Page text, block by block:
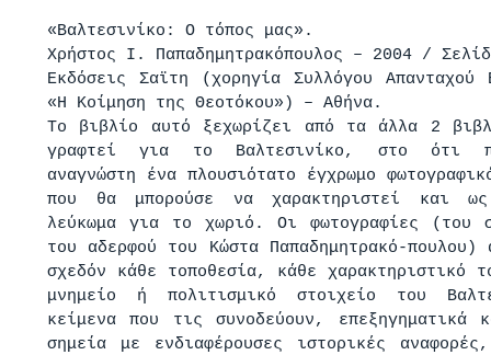
«Βαλτεσινίκο: Ο τόπος μας».
Χρήστος Ι. Παπαδημητρακόπουλος – 2004 /
Εκδόσεις Σαϊτη (χορηγία Συλλόγου Απανταχού
«Η Κοίμηση της Θεοτόκου») – Αθήνα.
Το βιβλίο αυτό ξεχωρίζει από τα άλλα 2
γραφτεί για το Βαλτεσινίκο, στο ότι
αναγνώστη ένα πλουσιότατο έγχρωμο
που θα μπορούσε να χαρακτηριστεί και ως
λεύκωμα για το χωριό. Οι φωτογραφίες (του
του αδερφού του Κώστα Παπαδημητρακό-πουλου)
σχεδόν κάθε τοποθεσία, κάθε χαρακτηριστικό
μνημείο ή πολιτισμικό στοιχείο του
κείμενα που τις συνοδεύουν, επεξηγηματικά
σημεία με ενδιαφέρουσες ιστορικές